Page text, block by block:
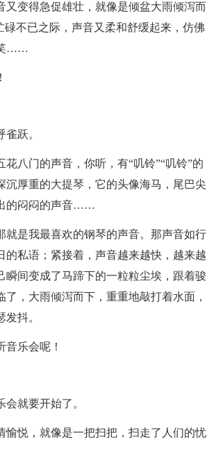
变得急促雄壮，就像是倾盆大雨倾泻而
不已之际，声音又柔和舒缓起来，仿佛
笑……
跃。
八门的声音，你听，有“叽铃”“叽铃”的
厚重的大提琴，它的头像海马，尾巴尖
的闷闷的声音……
是我最喜欢的钢琴的声音。那声音如行
私语；紧接着，声音越来越快，越来越
间变成了马蹄下的一粒粒尘埃，跟着骏
，大雨倾泻而下，重重地敲打着水面，
抖。
乐会呢！
就要开始了。
悦，就像是一把扫把，扫走了人们的忧